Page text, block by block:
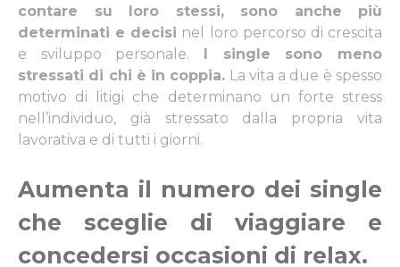
contare su loro stessi, sono anche più
determinati e decisi nel loro percorso di crescita
e sviluppo personale. I single sono meno
stressati di chi è in coppia. La vita a due è spesso
motivo di litigi che determinano un forte stress
nell’individuo, già stressato dalla propria vita
lavorativa e di tutti i giorni.
Aumenta il numero dei single
che sceglie di viaggiare e
concedersi occasioni di relax.